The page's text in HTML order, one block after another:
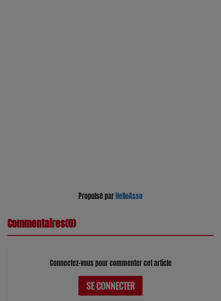
Propulsé par HelloAsso
Commentaires(0)
Connectez-vous pour commenter cet article
SE CONNECTER